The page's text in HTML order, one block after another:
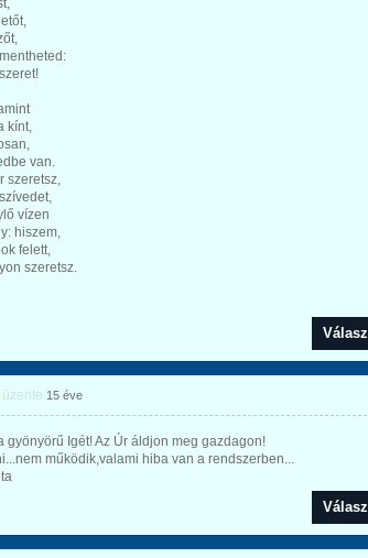
kínt,
van.
szeretsz,
vízen
hiszem,
felett,
szeretsz.
Válasz
üzente 15 éve
gyönyörű Igét! Az Úr áldjon meg gazdagon!
működik,valami hiba van a rendszerben...
Válasz